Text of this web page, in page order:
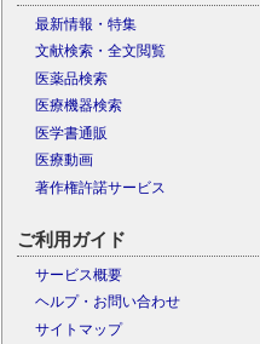
最新情報・特集
文献検索・全文閲覧
医薬品検索
医療機器検索
医学書通販
医療動画
著作権許諾サービス
ご利用ガイド
サービス概要
ヘルプ・お問い合わせ
サイトマップ